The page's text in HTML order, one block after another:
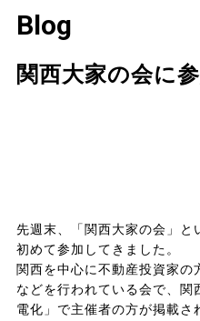
Blog
関西大家の会に
先週末、「関西大家の会」と
初めて参加してきました。
関西を中心に不動産投資家
などを行われている会で、関
電化」で主催者の方が掲載さ